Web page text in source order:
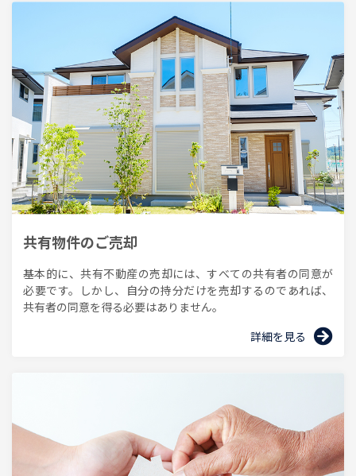
共有物件のご売却
基本的に、共有不動産の売却には、すべての共有者の同意が
必要です。しかし、自分の持分だけを売却するのであれば、
共有者の同意を得る必要はありません。
詳細を見る